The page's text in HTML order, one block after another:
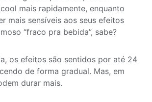
mais rapidamente, enquanto
mais sensíveis aos seus efeitos
“fraco pra bebida”, sabe?
os efeitos são sentidos por até 24
de forma gradual. Mas, em
durar mais.